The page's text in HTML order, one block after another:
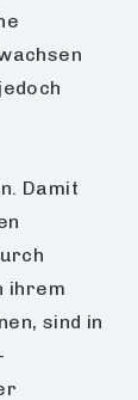
Damit
ihrem
sind in